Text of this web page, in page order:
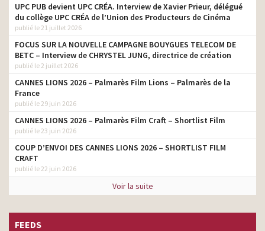
UPC PUB devient UPC CRÉA. Interview de Xavier Prieur, délégué
du collège UPC CRÉA de l’Union des Producteurs de Cinéma
publié le 21 juillet 2026
FOCUS SUR LA NOUVELLE CAMPAGNE BOUYGUES TELECOM DE
BETC – Interview de CHRYSTEL JUNG, directrice de création
publié le 2 juillet 2026
CANNES LIONS 2026 – Palmarès Film Lions – Palmarès de la
France
publié le 29 juin 2026
CANNES LIONS 2026 – Palmarès Film Craft – Shortlist Film
publié le 23 juin 2026
COUP D’ENVOI DES CANNES LIONS 2026 – SHORTLIST FILM
CRAFT
publié le 22 juin 2026
Voir la suite
FEEDS